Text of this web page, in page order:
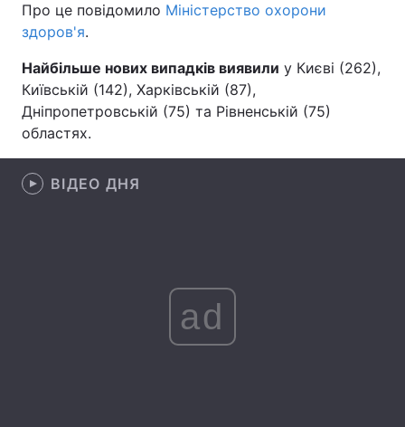
Зброя
Здоров'я Туризм
Цікавинки Погода
Лонгріди
Думки
Вакансії
Про це повідомило Міністерство охорони
здоров'я.
Найбільше нових випадків виявили у Києві (262),
Київській (142), Харківській (87),
Дніпропетровській (75) та Рівненській (75)
областях.
ВІДЕО ДНЯ
ad